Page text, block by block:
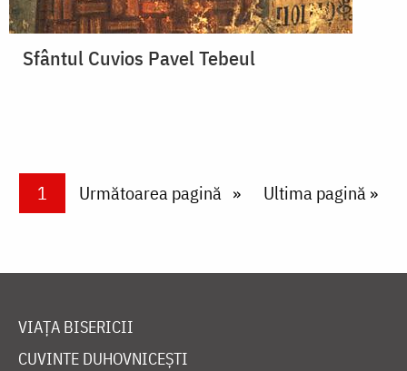
Sfântul Cuvios Pavel Tebeul
PaginareCurrent page
1 Next page
Următoarea pagină Last page
Ultima pagină »
VIAȚA BISERICII
CUVINTE DUHOVNICEȘTI